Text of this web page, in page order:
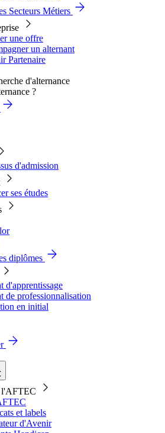
Secteurs Métiers
une offre
un alternant
Partenaire
?
d'admission
ses études
diplômes
d'apprentissage
de professionnalisation
en initial
l'AFTEC
et labels
d'Avenir